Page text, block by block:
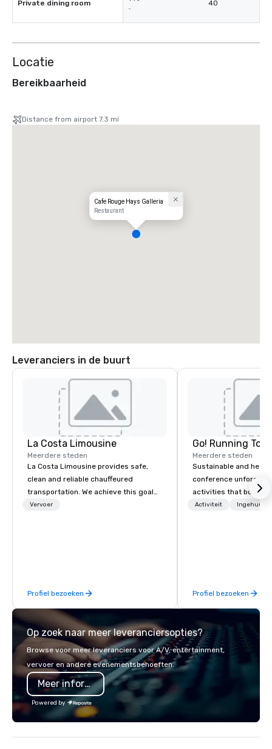
Private dining room
-
40
Locatie
Bereikbaarheid
Distance from airport 7.3 mi
Cafe Rouge Hays Galleria
Restaurant
Leveranciers in de buurt
La Costa Limousine
Meerdere steden
La Costa Limousine provides safe,
clean and reliable chauffeured
transportation. We achieve this goal
with highly trained chauffeurs, the
late model luxury vehicles to the
highly experienced and professional
team of chauffeurs and support staff;
you will know quality when you travel
with La Costa Limousine.
Vervoer
Profiel bezoeken
Go! Running
Meerdere steden
Sustainable and
conference
activities that boost
lower carbon
Activiteit
Profiel bezoeken
Op zoek naar meer leveranciersopties?
Browse voor meer leveranciers voor A/V, entertainment,
vervoer en andere evenementsbehoeften.
Meer informatie
Powered by